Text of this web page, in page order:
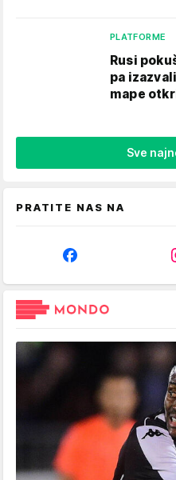
PLATFORME
Rusi
pa
mape
Sve
PRATITE NAS NA